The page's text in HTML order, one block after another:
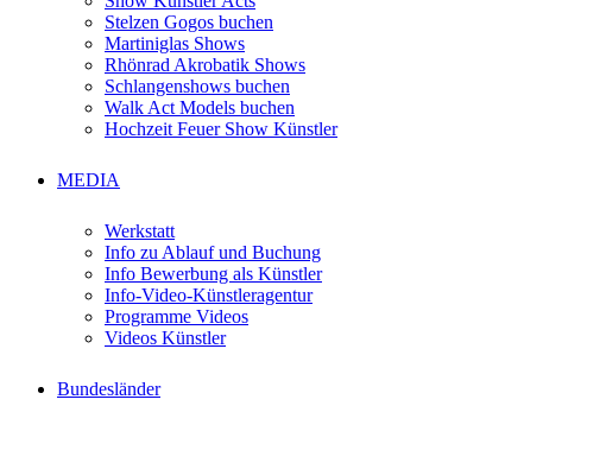
Stelzen Gogos buchen
Martiniglas Shows
Rhönrad Akrobatik Shows
Schlangenshows buchen
Walk Act Models buchen
Hochzeit Feuer Show Künstler
MEDIA
Werkstatt
Info zu Ablauf und Buchung
Info Bewerbung als Künstler
Info-Video-Künstleragentur
Programme Videos
Videos Künstler
Bundesländer